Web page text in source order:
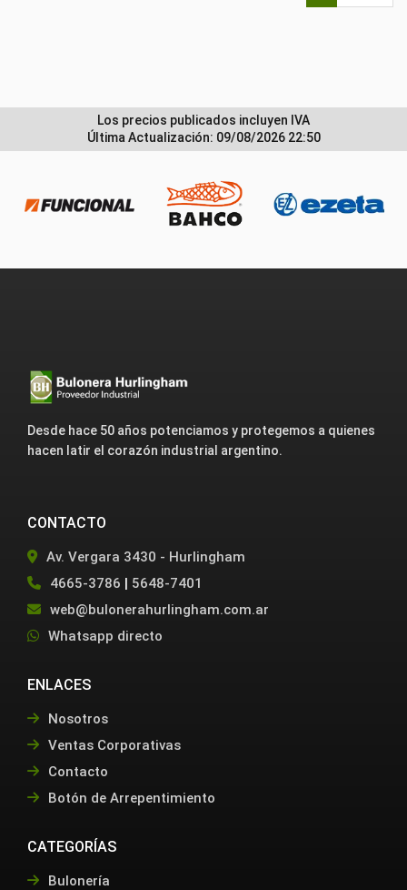
Los precios publicados incluyen IVA
Última Actualización: 09/08/2026 22:50
Desde hace 50 años potenciamos y protegemos a quienes
hacen latir el corazón industrial argentino.
CONTACTO
Av. Vergara 3430 - Hurlingham
4665-3786 | 5648-7401
web@bulonerahurlingham.com.ar
Whatsapp directo
ENLACES
Nosotros
Ventas Corporativas
Contacto
Botón de Arrepentimiento
CATEGORÍAS
Bulonería